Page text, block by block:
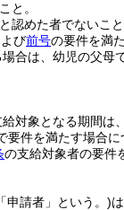
と。
認めた者でないこと
び前号の要件を満
合は、幼児の父
対象となる期間
要件を満たす場合に
の支給対象者の要件
申請者」という。)